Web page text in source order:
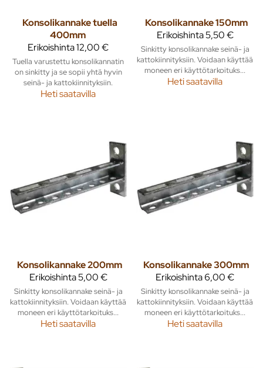
Konsolikannake tuella
400mm
Erikoishinta12,00 €
Tuella varustettu konsolikannatin
on sinkitty ja se sopii yhtä hyvin
seinä- ja kattokiinnityksiin.
Heti saatavilla
Konsolikannake 150mm
Erikoishinta5,50 €
Sinkitty konsolikannake seinä- ja
kattokiinnityksiin. Voidaan käyttää
moneen eri käyttötarkoituks...
Heti saatavilla
Konsolikannake 200mm
Erikoishinta5,00 €
Sinkitty konsolikannake seinä- ja
kattokiinnityksiin. Voidaan käyttää
moneen eri käyttötarkoituks...
Heti saatavilla
Konsolikannake 300mm
Erikoishinta6,00 €
Sinkitty konsolikannake seinä- ja
kattokiinnityksiin. Voidaan käyttää
moneen eri käyttötarkoituks...
Heti saatavilla